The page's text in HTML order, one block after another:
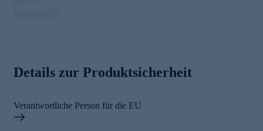
Details zur Produktsicherheit
Verantwortliche Person für die EU